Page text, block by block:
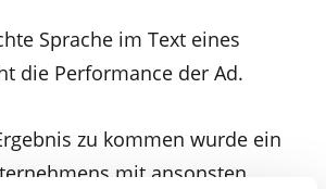
Sprache im Text eines
die Performance der Ad.
zu kommen wurde ein
mit ansonsten